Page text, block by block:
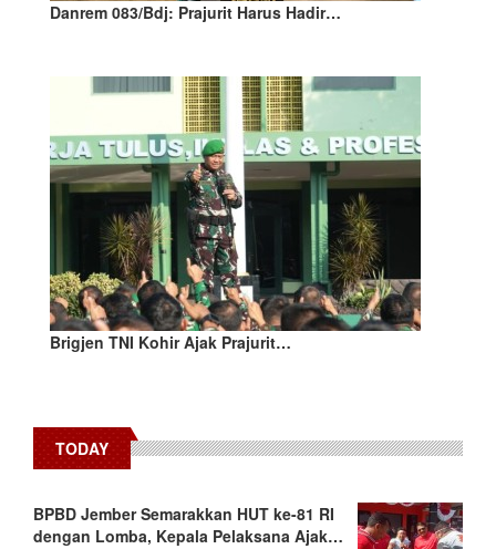
Danrem 083/Bdj: Prajurit Harus Hadir…
Brigjen TNI Kohir Ajak Prajurit…
TODAY
BPBD Jember Semarakkan HUT ke-81 RI
dengan Lomba, Kepala Pelaksana Ajak…